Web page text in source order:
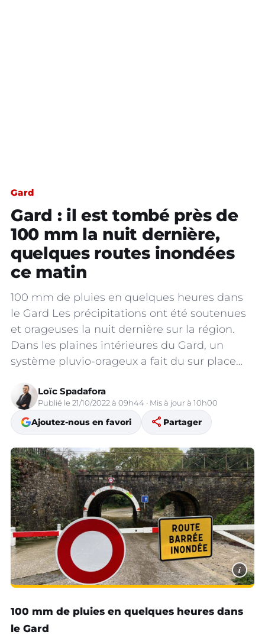
Gard
Gard : il est tombé près de
100 mm la nuit dernière,
quelques routes inondées
ce matin
100 mm de pluies en quelques heures dans
le Gard Les précipitations ont été soutenues
et orageuses la nuit dernière sur la région.
Dans les plaines intérieures du Gard, un
système pluvio-orageux a fait du sur place…
Loïc Spadafora
Publié le 21/10/2022 à 09h44 · Mis à jour à 10h00
Ajoutez-nous en favori share Partager
i
100 mm de pluies en quelques heures dans
le Gard